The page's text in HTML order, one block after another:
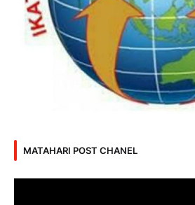
MATAHARI POST CHANEL